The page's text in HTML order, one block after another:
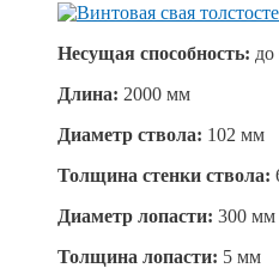
Несущая способность: до
Длина: 2000 мм
Диаметр ствола: 102 мм
Толщина стенки ствола:
Диаметр лопасти: 300 мм
Толщина лопасти: 5 мм